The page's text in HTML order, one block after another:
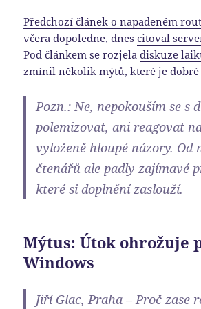
Předchozí článek o napadeném
včera dopoledne, dnescitoval
Pod článkem se rozjeladiskuze
zmínil několik mýtů, které je dobré
Pozn.: Ne, nepokouším se s
polemizovat, ani reagovat
vyloženě hloupé názory. Od
čtenářů ale padly zajímavé
které si doplnění zaslouží.
Mýtus: Útok ohrožuje
Windows
Jiří Glac, Praha – Proč zase